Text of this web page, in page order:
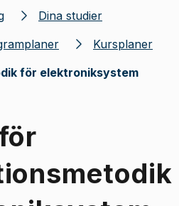
Dina studier
Kursplaner
för elektroniksystem